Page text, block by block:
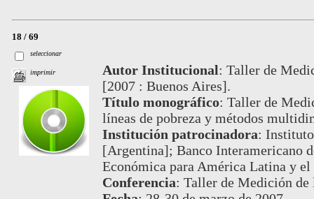
18 / 69
seleccionar
imprimir Autor Institucional: Taller de
[2007 : Buenos Aires].
Título monográfico: Taller de
líneas de pobreza y métodos
Institución patrocinadora:
[Argentina]; Banco Interamericano
Económica para América Latina y
Conferencia: Taller de Medición de